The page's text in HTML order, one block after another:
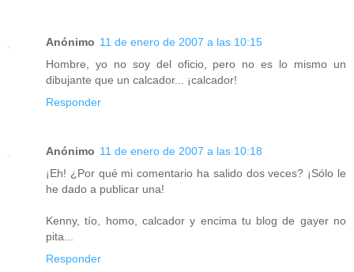
Anónimo 11 de enero de 2007 a las 10:15
Hombre, yo no soy del oficio, pero no es lo mismo un
dibujante que un calcador... ¡calcador!
Responder
Anónimo 11 de enero de 2007 a las 10:18
¡Eh! ¿Por qué mi comentario ha salido dos veces? ¡Sólo le
he dado a publicar una!
Kenny, tío, homo, calcador y encima tu blog de gayer no
pita...
Responder